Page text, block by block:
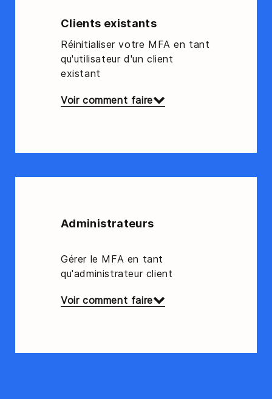
Clients existants
Réinitialiser votre MFA en tant
qu'utilisateur d'un client
existant
Voir comment faire
Administrateurs
Gérer le MFA en tant
qu'administrateur client
Voir comment faire